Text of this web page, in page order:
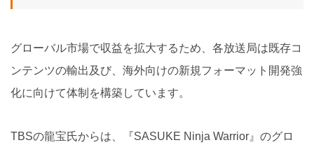
グローバル市場で収益を拡大するため、各放送局は既存コ
ンテンツの輸出及び、海外向けの新規フォーマット開発強
化に向けて体制を構築しています。
TBSの龍宝氏からは、『SASUKE Ninja Warrior』のグロ